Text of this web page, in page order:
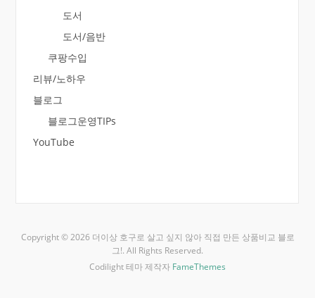
도서
도서/음반
쿠팡수입
리뷰/노하우
블로그
블로그운영TIPs
YouTube
Copyright © 2026 더이상 호구로 살고 싶지 않아 직접 만든 상품비교 블로
그!. All Rights Reserved.
Codilight 테마 제작자 FameThemes